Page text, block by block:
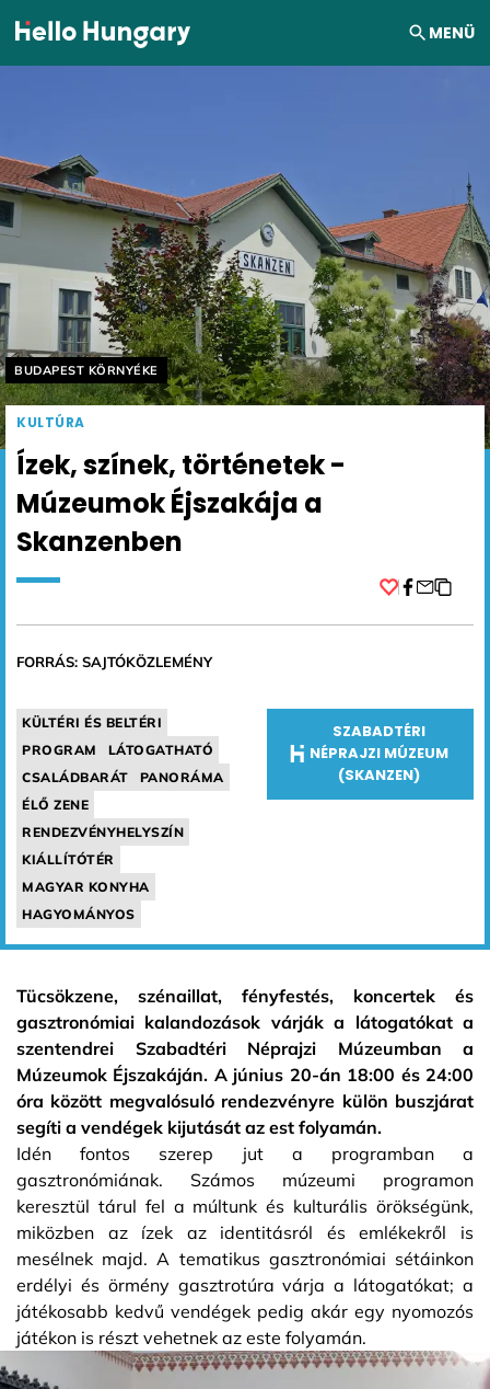
Ugrás a tartalomhoz MENÜ
Helyszín címkék:
BUDAPEST KÖRNYÉKE
KULTÚRA
Ízek, színek, történetek -
Múzeumok Éjszakája a
Skanzenben
FORRÁS: SAJTÓKÖZLEMÉNY
KÜLTÉRI ÉS BELTÉRI
PROGRAM
LÁTOGATHATÓ
CSALÁDBARÁT
PANORÁMA
ÉLŐ ZENE
RENDEZVÉNYHELYSZÍN
KIÁLLÍTÓTÉR
MAGYAR KONYHA
HAGYOMÁNYOS
SZABADTÉRI
NÉPRAJZI MÚZEUM
(SKANZEN)
Tücsökzene, szénaillat, fényfestés, koncertek és
gasztronómiai kalandozások várják a látogatókat a
szentendrei Szabadtéri Néprajzi Múzeumban a
Múzeumok Éjszakáján. A június 20-án 18:00 és 24:00
óra között megvalósuló rendezvényre külön buszjárat
segíti a vendégek kijutását az est folyamán.
Idén fontos szerep jut a programban a
gasztronómiának. Számos múzeumi programon
keresztül tárul fel a múltunk és kulturális örökségünk,
miközben az ízek az identitásról és emlékekről is
mesélnek majd. A tematikus gasztronómiai sétáinkon
erdélyi és örmény gasztrotúra várja a látogatókat; a
játékosabb kedvű vendégek pedig akár egy nyomozós
játékon is részt vehetnek az este folyamán.